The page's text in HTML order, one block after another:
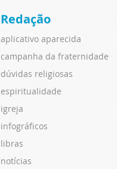
Redação
aplicativo aparecida
campanha da fraternidade
dúvidas religiosas
espiritualidade
igreja
infográficos
libras
notícias